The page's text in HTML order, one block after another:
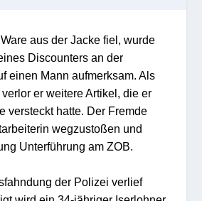
aus der Jacke fiel, wurde
Discounters an der
einen Mann aufmerksam. Als
er weitere Artikel, die er
versteckt hatte. Der Fremde
wegzustoßen und
Unterführung am ZOB.
der Polizei verlief